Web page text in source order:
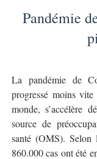
Pandémie
La pandémie de
progressé moins
monde, s’accélère
source de
santé (OMS).
860.000 cas ont été